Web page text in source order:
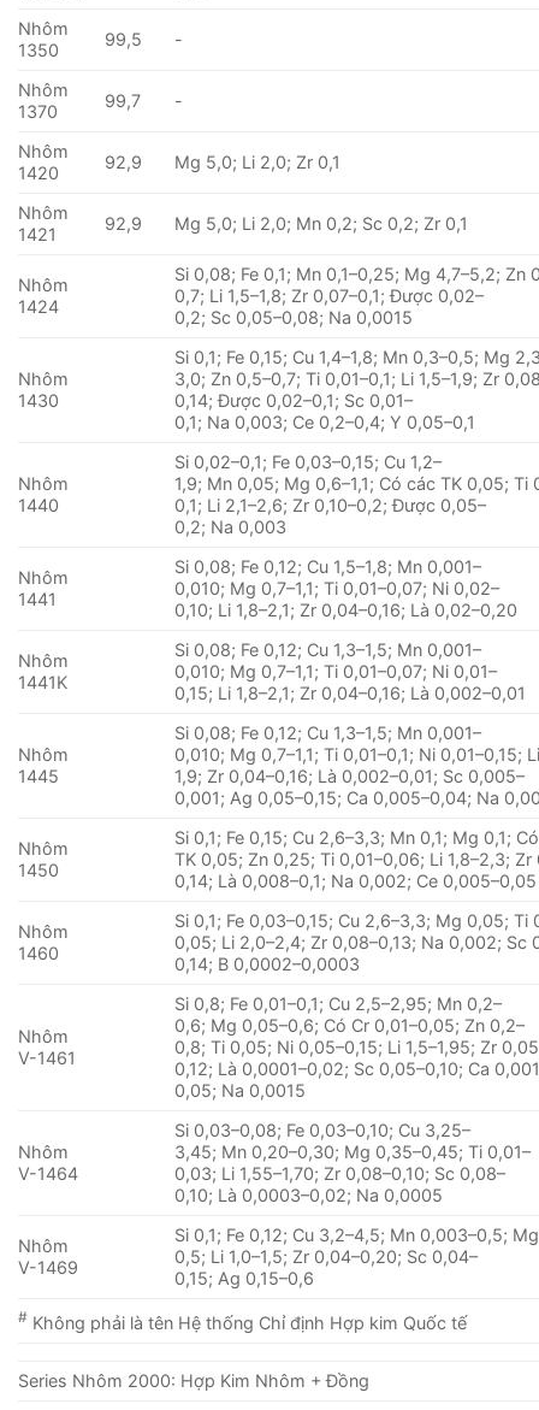
Nhôm
1350
99,5 -
Nhôm
1370
99,7 -
Nhôm
1420
92,9 Mg 5,0; Li 2,0; Zr 0,1
Nhôm
1421
92,9 Mg 5,0; Li 2,0; Mn 0,2; Sc 0,2; Zr 0,1
Nhôm
1424
Si 0,08; Fe 0,1; Mn 0,1–0,25; Mg 4,7–5,2; Zn
0,7; Li 1,5–1,8; Zr 0,07–0,1; Được 0,02–
0,2; Sc 0,05–0,08; Na 0,0015
Nhôm
1430
Si 0,1; Fe 0,15; Cu 1,4–1,8; Mn 0,3–0,5; Mg
3,0; Zn 0,5–0,7; Ti 0,01–0,1; Li 1,5–1,9; Zr
0,14; Được 0,02–0,1; Sc 0,01–
0,1; Na 0,003; Ce 0,2–0,4; Y 0,05–0,1
Nhôm
1440
Si 0,02–0,1; Fe 0,03–0,15; Cu 1,2–
1,9; Mn 0,05; Mg 0,6–1,1; Có các TK 0,05; Ti
0,1; Li 2,1–2,6; Zr 0,10–0,2; Được 0,05–
0,2; Na 0,003
Nhôm
1441
Si 0,08; Fe 0,12; Cu 1,5–1,8; Mn 0,001–
0,010; Mg 0,7–1,1; Ti 0,01–0,07; Ni 0,02–
0,10; Li 1,8–2,1; Zr 0,04–0,16; Là 0,02–0,20
Nhôm
1441K
Si 0,08; Fe 0,12; Cu 1,3–1,5; Mn 0,001–
0,010; Mg 0,7–1,1; Ti 0,01–0,07; Ni 0,01–
0,15; Li 1,8–2,1; Zr 0,04–0,16; Là 0,002–0,01
Nhôm
1445
Si 0,08; Fe 0,12; Cu 1,3–1,5; Mn 0,001–
0,010; Mg 0,7–1,1; Ti 0,01–0,1; Ni 0,01–0,15;
1,9; Zr 0,04–0,16; Là 0,002–0,01; Sc 0,005–
0,001; Ag 0,05–0,15; Ca 0,005–0,04; Na
Nhôm
1450
Si 0,1; Fe 0,15; Cu 2,6–3,3; Mn 0,1; Mg 0,1;
TK 0,05; Zn 0,25; Ti 0,01–0,06; Li 1,8–2,3; Zr
0,14; Là 0,008–0,1; Na 0,002; Ce 0,005–0,05
Nhôm
1460
Si 0,1; Fe 0,03–0,15; Cu 2,6–3,3; Mg 0,05; Ti
0,05; Li 2,0–2,4; Zr 0,08–0,13; Na 0,002; Sc
0,14; B 0,0002–0,0003
Nhôm
V-1461
Si 0,8; Fe 0,01–0,1; Cu 2,5–2,95; Mn 0,2–
0,6; Mg 0,05–0,6; Có Cr 0,01–0,05; Zn 0,2–
0,8; Ti 0,05; Ni 0,05–0,15; Li 1,5–1,95; Zr
0,12; Là 0,0001–0,02; Sc 0,05–0,10; Ca
0,05; Na 0,0015
Nhôm
V-1464
Si 0,03–0,08; Fe 0,03–0,10; Cu 3,25–
3,45; Mn 0,20–0,30; Mg 0,35–0,45; Ti 0,01–
0,03; Li 1,55–1,70; Zr 0,08–0,10; Sc 0,08–
0,10; Là 0,0003–0,02; Na 0,0005
Nhôm
V-1469
Si 0,1; Fe 0,12; Cu 3,2–4,5; Mn 0,003–0,5;
0,5; Li 1,0–1,5; Zr 0,04–0,20; Sc 0,04–
0,15; Ag 0,15–0,6
# Không phải là tên Hệ thống Chỉ định Hợp kim Quốc tế
Series Nhôm 2000: Hợp Kim Nhôm + Đồng